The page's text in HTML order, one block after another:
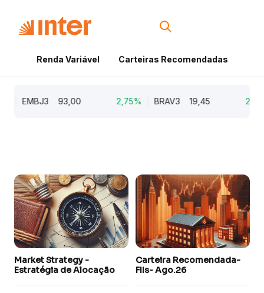
Renda Variável Carteiras Recomendadas
EMBJ3 93,00 2,75% BRAV3 19,45 2,64%
Market Strategy -
Estratégia de Alocação
Carteira Recomendada-
FIIs- Ago.26